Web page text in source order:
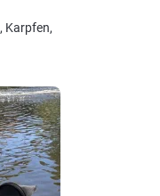
Karpfen,